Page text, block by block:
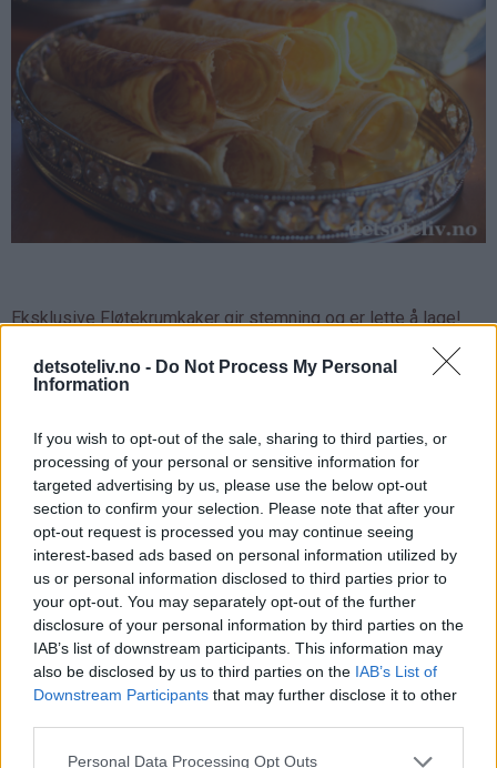
detsoteliv.no - Do Not Process My Personal
Information
If you wish to opt-out of the sale, sharing to third parties, or
processing of your personal or sensitive information for
targeted advertising by us, please use the below opt-out
section to confirm your selection. Please note that after your
opt-out request is processed you may continue seeing
interest-based ads based on personal information utilized by
us or personal information disclosed to third parties prior to
your opt-out. You may separately opt-out of the further
disclosure of your personal information by third parties on the
IAB’s list of downstream participants. This information may
also be disclosed by us to third parties on the IAB’s List of
Downstream Participants that may further disclose it to other
Personal Data Processing Opt Outs
Eksklusive Fløtekrumkaker gir stemning og er lette å lage!